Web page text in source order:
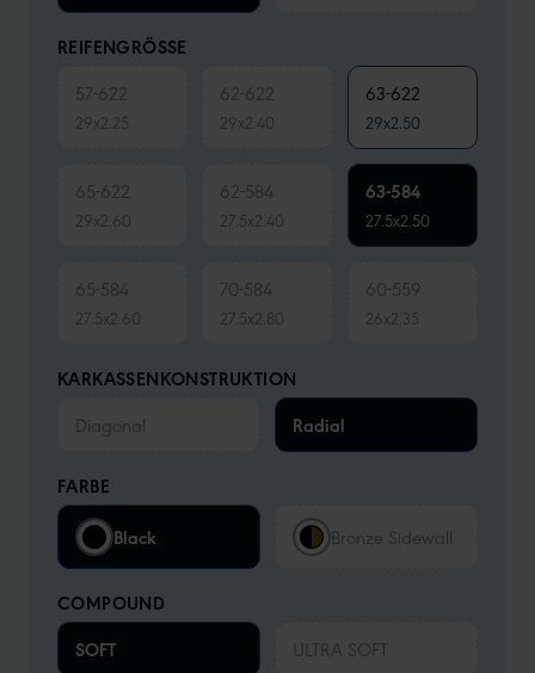
REIFENGRÖSSE
57-622
29x2.25
62-622
29x2.40
63-622
29x2.50
65-622
29x2.60
62-584
27.5x2.40
63-584
27.5x2.50
65-584
27.5x2.60
70-584
27.5x2.80
60-559
26x2.35
KARKASSENKONSTRUKTION
Diagonal Radial
FARBE
Black
Bronze Sidewall
COMPOUND
SOFT
ULTRA SOFT